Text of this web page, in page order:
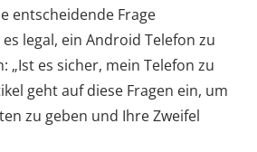
entscheidende Frage
legal, ein Android Telefon zu
„Ist es sicher, mein Telefon zu
geht auf diese Fragen ein, um
zu geben und Ihre Zweifel